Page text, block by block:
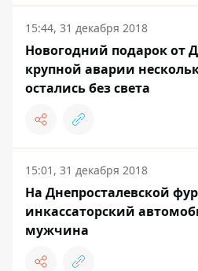
15:44, 31 декабря 2018
Новогодний подарок от
крупной аварии
остались без света
15:01, 31 декабря 2018
На Днепросталевской
инкассаторский
мужчина